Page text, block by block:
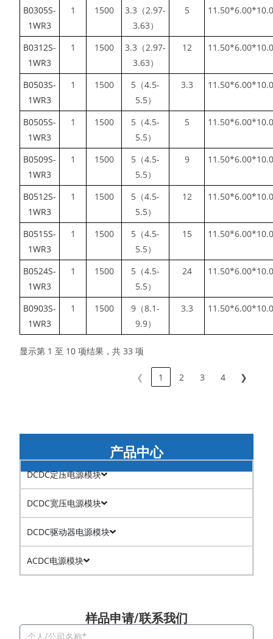
B0305S-
1WR3
1 1500
3.3（2.97-
3.63）
5
B0312S-
1WR3
1 1500
3.3（2.97-
3.63）
12
B0503S-
1WR3
1 1500
5（4.5-
5.5）
3.3
B0505S-
1WR3
1 1500
5（4.5-
5.5）
5
B0509S-
1WR3
1 1500
5（4.5-
5.5）
9
B0512S-
1WR3
1 1500
5（4.5-
5.5）
12
B0515S-
1WR3
1 1500
5（4.5-
5.5）
15
B0524S-
1WR3
1 1500
5（4.5-
5.5）
24
B0903S-
1WR3
1 1500
9（8.1-
9.9）
3.3
显示第 1 至 10 项结果，共 33 项
❮ 1 2 3 4 ❯
产品中心
DCDC定压电源模块
DCDC宽压电源模块
DCDC驱动器电源模块
ACDC电源模块
样品申请/联系我们​